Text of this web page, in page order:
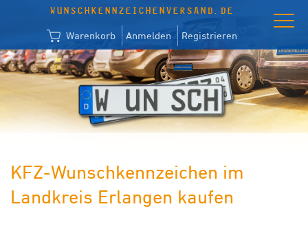
WUNSCHKENNZEICHENVERSAND.DE
Warenkorb Anmelden Registrieren
KFZ-Wunschkennzeichen im
Landkreis Erlangen kaufen